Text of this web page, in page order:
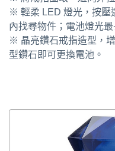
※ 輕柔 LED 燈光，按壓
內找尋物件；電池燈光
※ 晶亮鑽石戒指造型，
型鑽石即可更換電池。